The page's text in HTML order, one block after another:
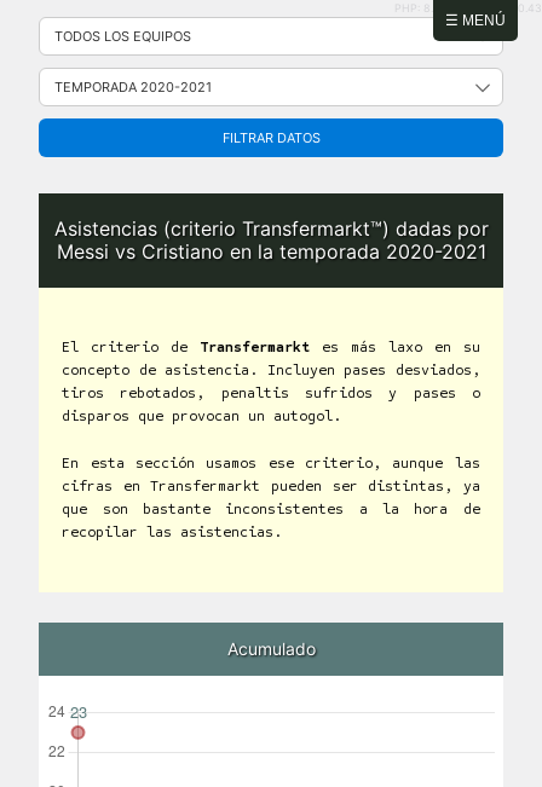
☰ MENÚ
Saltar
contenido
PHP: 8.2.31 | MySQL: 8.0.43
FILTRAR DATOS
Asistencias (criterio Transfermarkt™) dadas por
Messi vs Cristiano en la temporada 2020-2021
El criterio de Transfermarkt es más laxo en su
concepto de asistencia. Incluyen pases desviados,
tiros rebotados, penaltis sufridos y pases o
disparos que provocan un autogol.
En esta sección usamos ese criterio, aunque las
cifras en Transfermarkt pueden ser distintas, ya
que son bastante inconsistentes a la hora de
recopilar las asistencias.
Acumulado